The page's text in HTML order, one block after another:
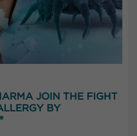
JOIN THE FIGHT
BY